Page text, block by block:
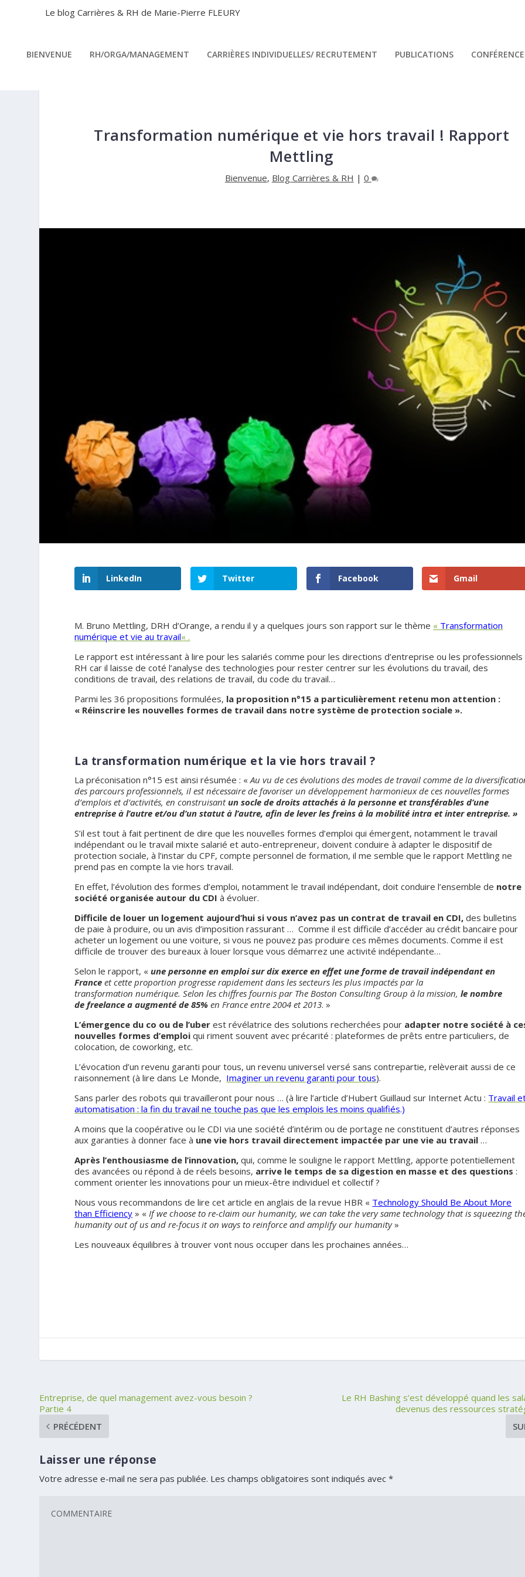
Le blog Carrières & RH de Marie-Pierre FLEURY
BIENVENUE RH/ORGA/MANAGEMENT CARRIÈRES INDIVIDUELLES/ RECRUTEMENT PUBLICATIONS
Transformation numérique et vie hors travail ! Rapport
Mettling
Bienvenue, Blog Carrières & RH | 0
LinkedIn Twitter Facebook Gmail
M. Bruno Mettling, DRH d’Orange, a rendu il y a quelques jours son rapport sur le thème « Transformation
numérique et vie au travail« .
Le rapport est intéressant à lire pour les salariés comme pour les directions d’entreprise ou les professionnels
RH car il laisse de coté l’analyse des technologies pour rester centrer sur les évolutions du travail, des
conditions de travail, des relations de travail, du code du travail…
Parmi les 36 propositions formulées, la proposition n°15 a particulièrement retenu mon attention :
« Réinscrire les nouvelles formes de travail dans notre système de protection sociale ».
La transformation numérique et la vie hors travail ?
La préconisation n°15 est ainsi résumée : «Au vu de ces évolutions des modes de travail comme de la
des parcours professionnels, il est nécessaire de favoriser un développement harmonieux de ces nouvelles formes
d’emplois et d’activités, en construisantun socle de droits attachés à la personne et transférables d’une
entreprise à l’autre et/ou d’un statut à l’autre, afin de lever les freins à la mobilité intra et inter entreprise. »
S’il est tout à fait pertinent de dire que les nouvelles formes d’emploi qui émergent, notamment le travail
indépendant ou le travail mixte salarié et auto-entrepreneur, doivent conduire à adapter le dispositif de
protection sociale, à l’instar du CPF, compte personnel de formation, il me semble que le rapport Mettling ne
prend pas en compte la vie hors travail.
En effet, l’évolution des formes d’emploi, notamment le travail indépendant, doit conduire l’ensemble de notre
société organisée autour du CDI à évoluer.
Difficile de louer un logement aujourd’hui si vous n’avez pas un contrat de travail en CDI, des bulletins
de paie à produire, ou un avis d’imposition rassurant … Comme il est difficile d’accéder au crédit bancaire pour
acheter un logement ou une voiture, si vous ne pouvez pas produire ces mêmes documents. Comme il est
difficile de trouver des bureaux à louer lorsque vous démarrez une activité indépendante…
Selon le rapport, «une personne en emploi sur dix exerce en effet une forme de travail indépendant en
Franceet cette proportion progresse rapidement dans les secteurs les plus impactés par la
transformation numérique. Selon les chiffres fournis par The Boston Consulting Group à la mission,le nombre
de freelance a augmenté de 85% en France entre 2004 et 2013. »
L’émergence du co ou de l’uber est révélatrice des solutions recherchées pour adapter notre société à
nouvelles formes d’emploi qui riment souvent avec précarité : plateformes de prêts entre particuliers, de
colocation, de coworking, etc.
L’évocation d’un revenu garanti pour tous, un revenu universel versé sans contrepartie, relèverait aussi de ce
raisonnement (à lire dans Le Monde, Imaginer un revenu garanti pour tous).
Sans parler des robots qui travailleront pour nous … (à lire l’article d’Hubert Guillaud sur Internet Actu : Travail
automatisation : la fin du travail ne touche pas que les emplois les moins qualifiés.)
A moins que la coopérative ou le CDI via une société d’intérim ou de portage ne constituent d’autres réponses
aux garanties à donner face à une vie hors travail directement impactée par une vie au travail …
Après l’enthousiasme de l’innovation, qui, comme le souligne le rapport Mettling, apporte potentiellement
des avancées ou répond à de réels besoins, arrive le temps de sa digestion en masse et des questions :
comment orienter les innovations pour un mieux-être individuel et collectif ?
Nous vous recommandons de lire cet article en anglais de la revue HBR « Technology Should Be About More
than Efficiency » «If we choose to re-claim our humanity, we can take the very same technology that is squeezing
humanity out of us and re-focus it on ways to reinforce and amplify our humanity»
Les nouveaux équilibres à trouver vont nous occuper dans les prochaines années…
Entreprise, de quel management avez-vous besoin ?
Partie 4
PRÉCÉDENT
Le RH Bashing s’est développé quand les
devenus des ressources
Laisser une réponse
Votre adresse e-mail ne sera pas publiée. Les champs obligatoires sont indiqués avec*